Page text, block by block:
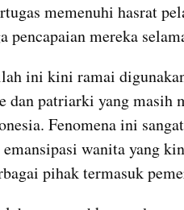
memenuhi hasrat
pencapaian mereka
ini kini ramai
dan patriarki yang masih
Fenomena ini
emansipasi wanita yang
pihak termasuk